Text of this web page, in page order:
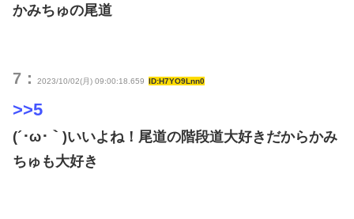
かみちゅの尾道
7： 2023/10/02(月) 09:00:18.659 ID:H7YO9Lnn0
>>5
(´･ω･｀)いいよね！尾道の階段道大好きだからかみ
ちゅも大好き